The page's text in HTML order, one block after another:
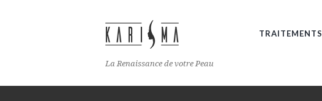
La Renaissance de votre Peau
TRAITEMENTS